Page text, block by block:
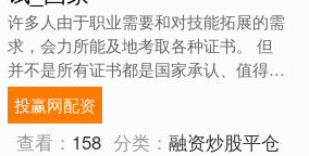
许多人由于职业需要和对技能拓展的需
求，会力所能及地考取各种证书。 但
并不是所有证书都是国家承认、值得考
的，有些证书早已被取消，还有一
些“山寨证书”，需要大家做好....
投赢网配资
查看： 158 分类：融资炒股平仓